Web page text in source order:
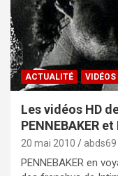
ACTUALITÉ
Les vidéos HD
PENNEBAKER et
20 mai 2010 abds69
PENNEBAKER en